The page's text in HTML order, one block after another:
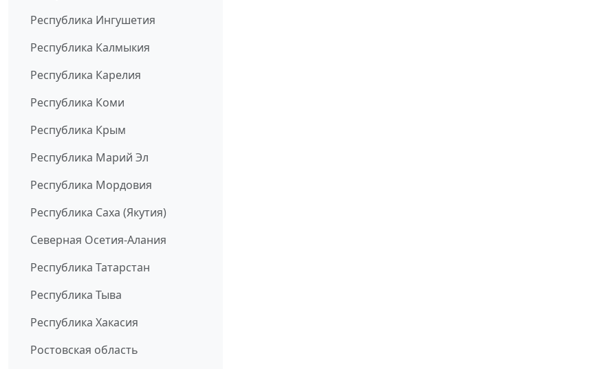
Республика Ингушетия
Республика Калмыкия
Республика Карелия
Республика Коми
Республика Крым
Республика Марий Эл
Республика Мордовия
Республика Саха (Якутия)
Северная Осетия-Алания
Республика Татарстан
Республика Тыва
Республика Хакасия
Ростовская область